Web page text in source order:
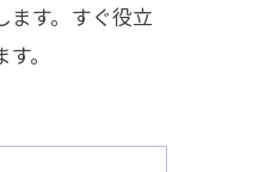
ます。すぐ役立
。